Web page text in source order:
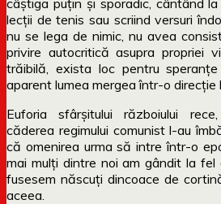
lecții de tenis sau scriind versuri
nu se lega de nimic, nu avea
privire autocritică asupra propriei
trăibilă, exista loc pentru
aparent lumea mergea într-o direcție
Euforia sfârșitului războiului
căderea regimului comunist l-au
că omenirea urma să intre într-o
mai mulți dintre noi am gândit la
fusesem născuți dincoace de
aceea.